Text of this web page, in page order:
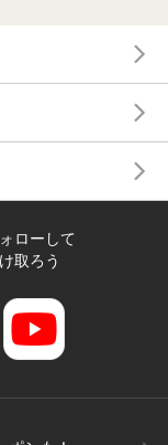
ローして
取ろう